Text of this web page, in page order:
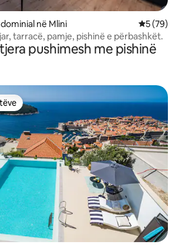
në Mlini Vlerësimi
5 (79)
tarracë, pamje, pishinë e përbashkët.
pushimesh me pishinë